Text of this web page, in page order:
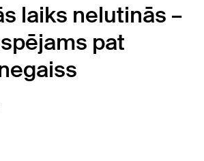
laiks nelutinās –
pat